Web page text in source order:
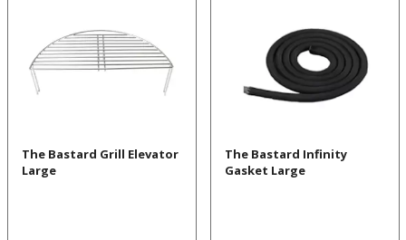
The Bastard Grill Elevator
Large
The Bastard Infinity
Gasket Large